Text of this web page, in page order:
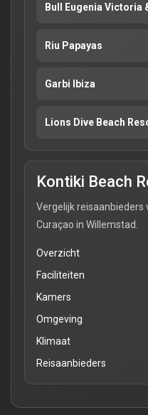
Kontiki Beach
Vergelijk reisaanbieders
Curaçao in Willemstad.
Overzicht
Faciliteiten
Kamers
Omgeving
Klimaat
Reisaanbieders
Bull Eugenia Victoria
Riu Papayas
Garbi Ibiza
Lions Dive Beach